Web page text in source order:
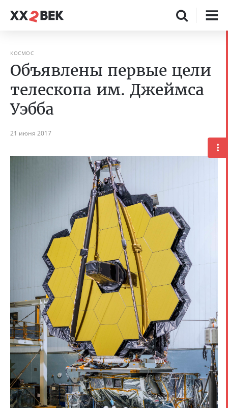
КОСМОС
Объявлены первые цели
телескопа им. Джеймса
Уэбба
21 июня 2017